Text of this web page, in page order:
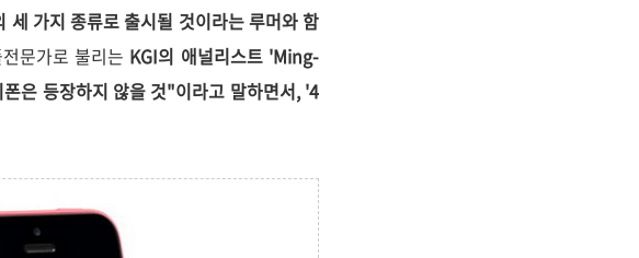
가지 종류로 출시될 것이라는 루머와 함
문가로 불리는 KGI의 애널리스트 'Ming-
은 등장하지 않을 것"이라고 말하면서, '4